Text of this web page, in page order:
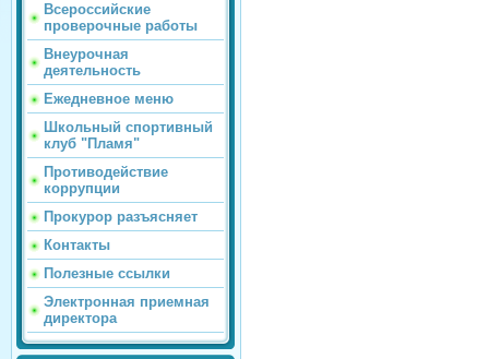
Всероссийские
проверочные работы
Внеурочная
деятельность
Ежедневное меню
Школьный спортивный
клуб "Пламя"
Противодействие
коррупции
Прокурор разъясняет
Контакты
Полезные ссылки
Электронная приемная
директора